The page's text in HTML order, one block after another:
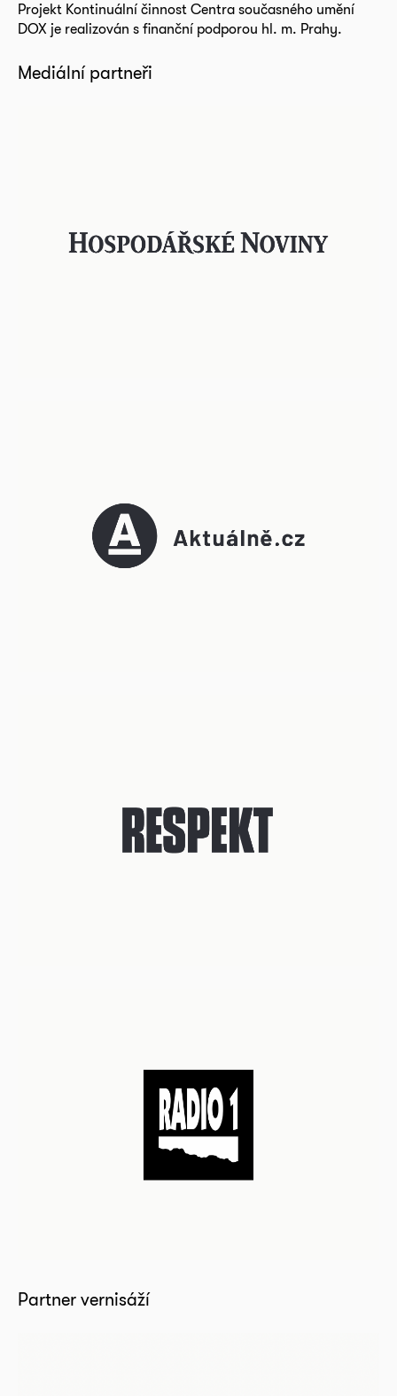
Projekt Kontinuální činnost Centra současného umění
DOX je realizován s finanční podporou hl. m. Prahy.
Mediální partneři
Partner vernisáží